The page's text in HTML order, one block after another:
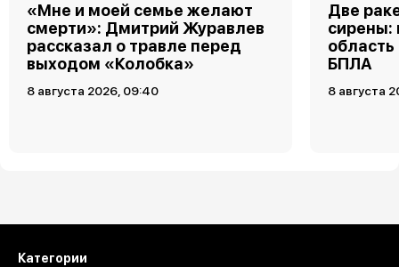
«Мне и моей семье желают
смерти»: Дмитрий Журавлев
рассказал о травле перед
выходом «Колобка»
8 августа 2026, 09:40
Две
сирены:
БПЛА
8 августа
Категории